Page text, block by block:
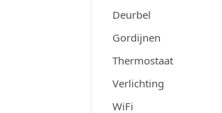
Deurbel
Gordijnen
Thermostaat
Verlichting
WiFi